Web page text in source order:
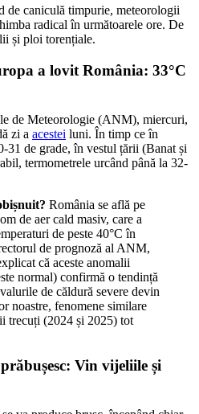
de caniculă timpurie, meteorologii
radical în următoarele ore. De
și ploi torențiale.
a lovit România: 33°C
de Meteorologie (ANM), miercuri,
zi a acestei luni. În timp ce în
31 de grade, în vestul țării (Banat și
termometrele urcând până la 32-
România se află pe
de aer cald masiv, care a
de peste 40°C în
de prognoză al ANM,
că aceste anomalii
normal) confirmă o tendință
de căldură severe devin
noastre, fenomene similare
trecuți (2024 și 2025) tot
Vin vijeliile și